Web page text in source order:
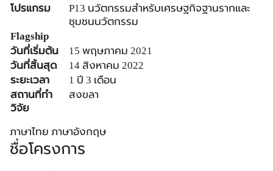
โปรแกรม
P13 นวัตกรรมสำหรับเศรษฐกิจฐานรากและ
ชุมชนนวัตกรรม
Flagship
วันที่เริ่มต้น
15 พฤษภาคม 2021
วันที่สิ้นสุด
14 สิงหาคม 2022
ระยะเวลา
1 ปี 3 เดือน
สถานที่ทำ
วิจัย
สงขลา
ภาษาไทย ภาษาอังกฤษ
ชื่อโครงการ